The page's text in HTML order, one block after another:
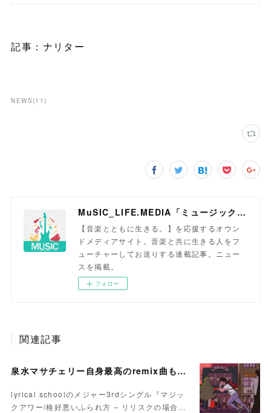
記事：ナリター
NEWS(11)
MuSIC_LIFE.MEDIA「ミュージックライフメディア」
【音楽とともに生きる。】を応援するオウン
ドメディアサイト。音楽と共に生きる人をフ
ューチャーしてお送りする連載記事。ニュー
スを掲載。
フォロー
関連記事
泉水マサチェリー自身最高のremix曲も収録！lyrical school新作発表『マジックアワー/格好悪いふられ方 -リリスクの場合-』
lyrical schoolのメジャー3rdシングル『マジッ
クアワー/格好悪いふられ方 – リリスクの場合…